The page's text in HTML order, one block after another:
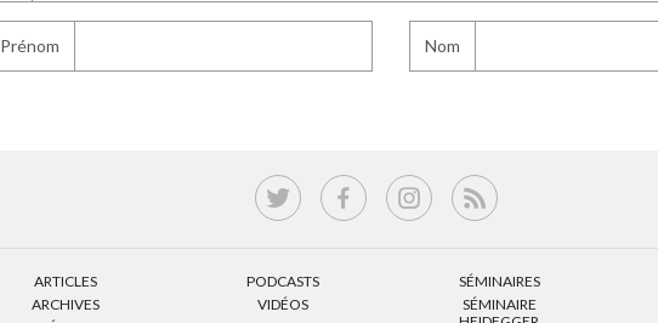
Prénom Nom
ARTICLES
ARCHIVES
PODCASTS
VIDÉOS
SÉMINAIRES
SÉMINAIRE